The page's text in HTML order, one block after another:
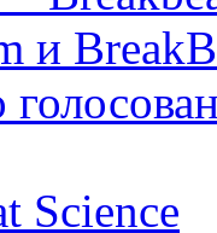
и
Science